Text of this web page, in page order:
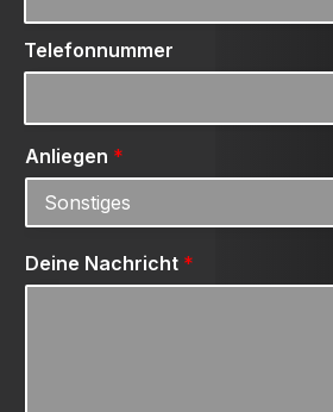
Telefonnummer
Anliegen *
Deine Nachricht *